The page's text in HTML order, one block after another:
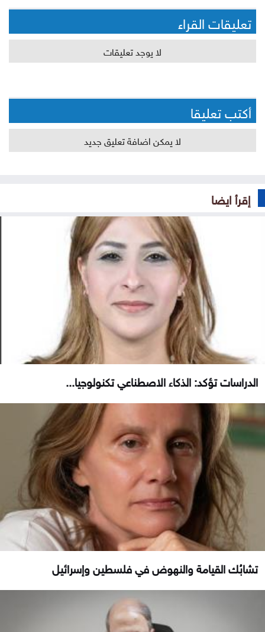
تعليقات القراء
لا يوجد تعليقات
أكتب تعليقا
لا يمكن اضافة تعليق جديد
إقرأ ايضا
الدراسات تؤكد: الذكاء الاصطناعي تكنولوجيا...
تشابُك القيامة والنهوض في فلسطين وإسرائيل